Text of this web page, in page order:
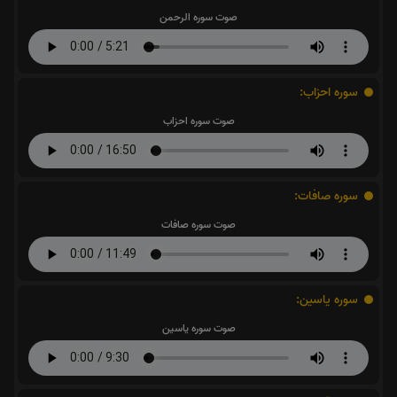
صوت سوره الرحمن
سوره احزاب:
صوت سوره احزاب
سوره صافات:
صوت سوره صافات
سوره یاسین:
صوت سوره یاسین